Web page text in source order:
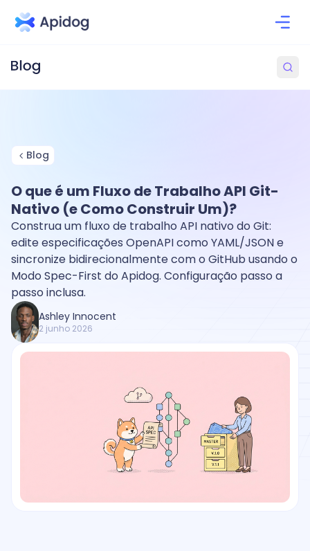
Blog
O que é um Fluxo de Trabalho API Git-
Nativo (e Como Construir Um)?
Construa um fluxo de trabalho API nativo do Git:
edite especificações OpenAPI como YAML/JSON e
sincronize bidirecionalmente com o GitHub usando o
Modo Spec-First do Apidog. Configuração passo a
passo inclusa.
Ashley Innocent
2 junho 2026